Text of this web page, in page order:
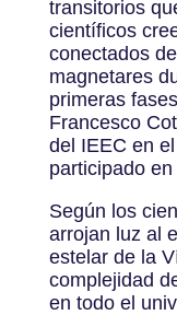
transitorios
científicos
conectados
magnetares
primeras
Francesco
del IEEC en
participado
Según los
arrojan luz al
estelar de la
complejidad
en todo el